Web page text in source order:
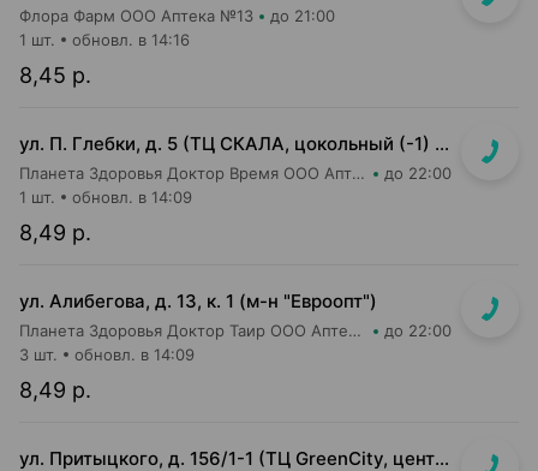
Флора Фарм ООО Аптека №13 до 21:00
8,45 р.
1 шт. обновл. в 14:16
ул. П. Глебки, д. 5 (ТЦ СКАЛА, цокольный (-1) этаж)
Планета Здоровья Доктор Время ООО Аптека №50 до 22:00
8,49 р.
1 шт. обновл. в 14:09
ул. Алибегова, д. 13, к. 1 (м-н "Евроопт")
Планета Здоровья Доктор Таир ООО Аптека №1 до 22:00
8,49 р.
3 шт. обновл. в 14:09
ул. Притыцкого, д. 156/1-1 (ТЦ GreenCity, центральный вход со стороны метро)